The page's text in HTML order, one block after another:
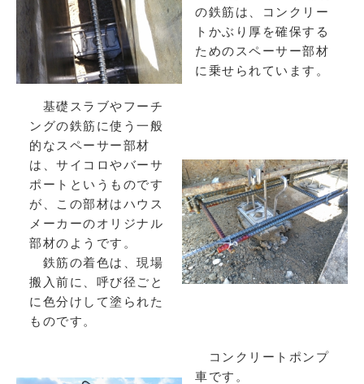
の鉄筋は、コンクリー
トかぶり厚を確保する
ためのスペーサー部材
に乗せられています。
基礎スラブやフーチ
ングの鉄筋に使う一般
的なスペーサー部材
は、サイコロやバーサ
ポートというものです
が、この部材はハウス
メーカーのオリジナル
部材のようです。
鉄筋の着色は、現場
搬入前に、呼び径ごと
に色分けして塗られた
ものです。
コンクリートポンプ
車です。